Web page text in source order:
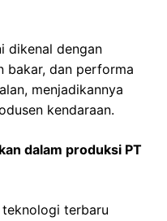
dikenal dengan
bakar, dan performa
menjadikannya
kendaraan.
dalam produksi PT
teknologi terbaru